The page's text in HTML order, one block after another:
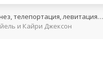
телепортация, левитация…
и Кайри Джексон